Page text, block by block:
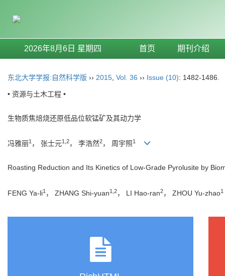
2026年8月6日 星期四 首页 期刊介绍
东北大学学报:自然科学版 ›› 2015 Vol. 36 ›› Issue (10): 1482-1486.
• 资源与土木工程 •
生物质焦焙烧还原低品位软锰矿及其动力学
冯雅丽1 ， 张士元1,2， 李浩然2， 周宇照1
Roasting Reduction and Its Kinetics of Low-Grade Pyrolusite by
FENG Ya-li1 ， ZHANG Shi-yuan1,2， LI Hao-ran2， ZHOU Yu-zhao1